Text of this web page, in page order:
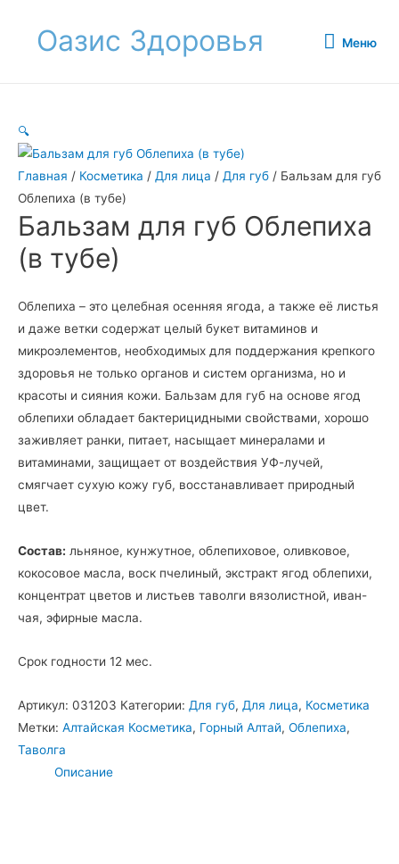
Оазис Здоровья Меню
Меню
🔍
Главная / Косметика / Для лица / Для губ / Бальзам для губ
Облепиха (в тубе)
Бальзам для губ Облепиха
(в тубе)
Облепиха – это целебная осенняя ягода, а также её листья
и даже ветки содержат целый букет витаминов и
микроэлементов, необходимых для поддержания крепкого
здоровья не только органов и систем организма, но и
красоты и сияния кожи. Бальзам для губ на основе ягод
облепихи обладает бактерицидными свойствами, хорошо
заживляет ранки, питает, насыщает минералами и
витаминами, защищает от воздействия УФ-лучей,
смягчает сухую кожу губ, восстанавливает природный
цвет.
Состав: льняное, кунжутное, облепиховое, оливковое,
кокосовое масла, воск пчелиный, экстракт ягод облепихи,
концентрат цветов и листьев таволги вязолистной, иван-
чая, эфирные масла.
Срок годности 12 мес.
Артикул: 031203 Категории: Для губ, Для лица, Косметика
Метки: Алтайская Косметика, Горный Алтай, Облепиха,
Таволга
Описание